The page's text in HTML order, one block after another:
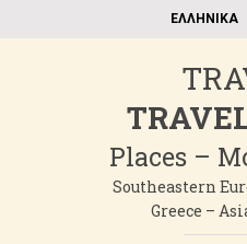
EΛΛΗΝΙΚΑ
Places –
Southeastern
Greece –